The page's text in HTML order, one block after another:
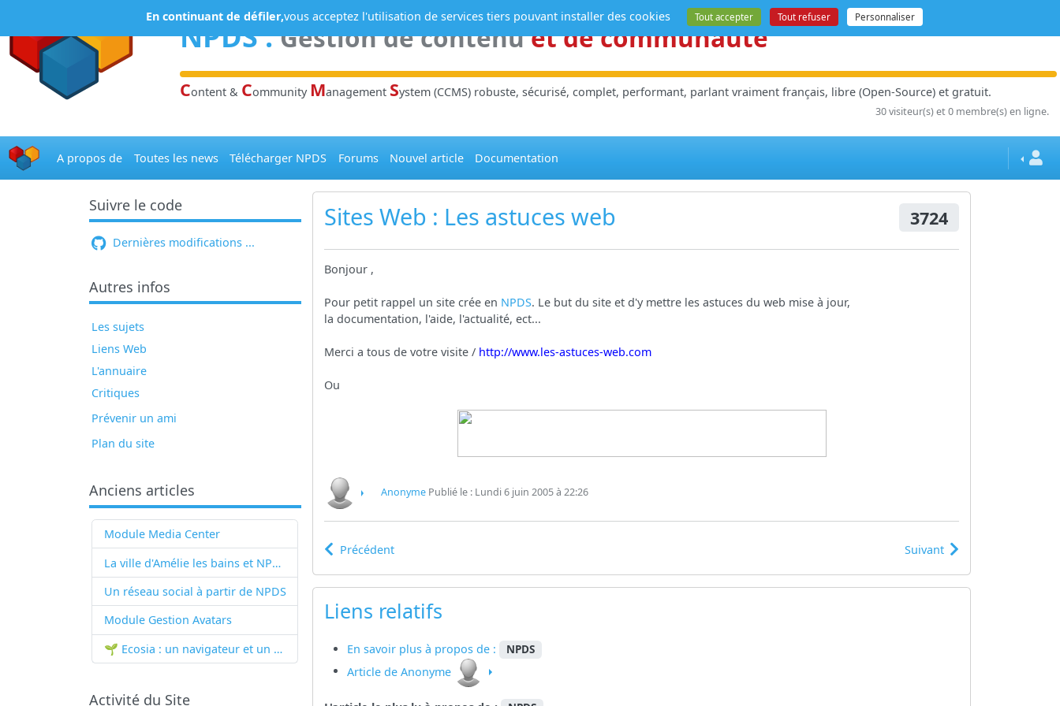
NPDS:Gestion de contenuet de communauté
Content & Community Management System (CCMS) robuste, sécurisé, complet, performant, parlant vraiment français, libre (Open-Source) et gratuit.
30 visiteur(s) et 0 membre(s) en ligne.
A propos de Toutes les news Télécharger NPDS Forums Nouvel article Documentation
Suivre le code
Dernières modifications ...
Autres infos
Les sujets
Liens Web
L'annuaire
Critiques
Prévenir un ami
Plan du site
Anciens articles
Module Media Center
La ville d'Amélie les bains et NPDS
Un réseau social à partir de NPDS
Module Gestion Avatars
🌱 Ecosia : un navigateur et un moteur de recherche qui plantent des arbres !...
Activité du Site
Sites Web : Les astuces web 3724
Bonjour ,
Pour petit rappel un site crée en NPDS. Le but du site et d'y mettre les astuces du web mise à jour,
la documentation, l'aide, l'actualité, ect...
Merci a tous de votre visite / http://www.les-astuces-web.com
Ou
AnonymePublié le : Lundi 6 juin 2005 à 22:26
Précédent Suivant
Liens relatifs
En savoir plus à propos de : NPDS
Article de Anonyme
En continuant de défiler,vous acceptez l'utilisation de services tiers pouvant installer des cookies Tout accepter Tout refuser Personnaliser